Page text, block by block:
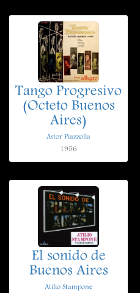
Tango Progresivo
(Octeto Buenos
Aires)
Astor Piazzolla
1956
El sonido de
Buenos Aires
Atilio Stampone